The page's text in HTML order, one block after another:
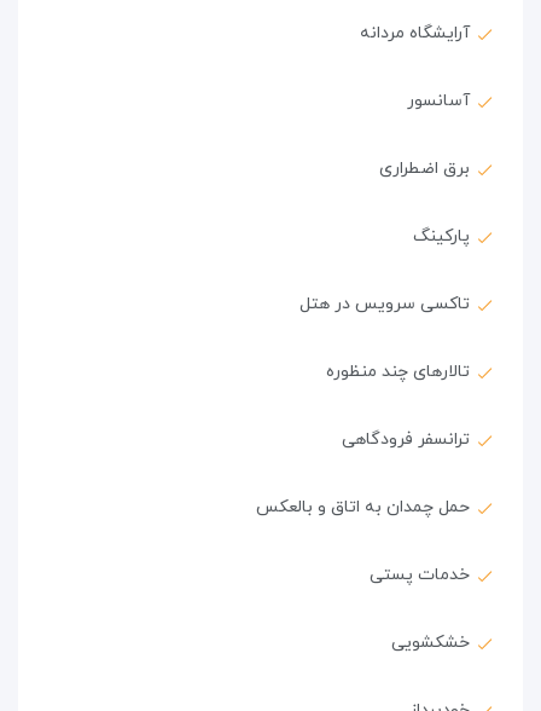
آرایشگاه مردانه
آسانسور
برق اضطراری
پارکینگ
تاکسی سرویس در هتل
تالارهای چند منظوره
ترانسفر فرودگاهی
حمل چمدان به اتاق و بالعکس
خدمات پستی
خشکشویی